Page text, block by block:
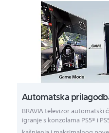
Automatska
BRAVIA televizor automatski
igranje s konzolama PS5® i